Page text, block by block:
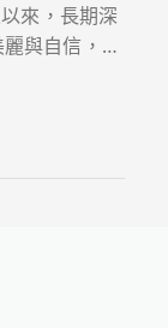
來，長期深
與自信，旗
球疫情影